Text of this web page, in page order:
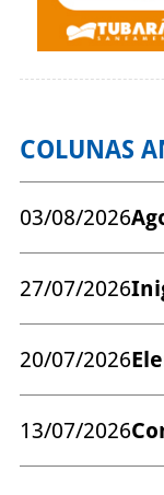
COLUNAS
03/08/2026
27/07/2026
20/07/2026
13/07/2026